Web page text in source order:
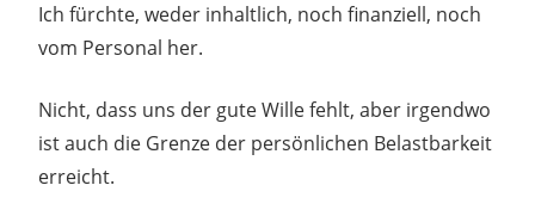
Ich fürchte, weder inhaltlich, noch finanziell, noch
vom Personal her.
Nicht, dass uns der gute Wille fehlt, aber irgendwo
ist auch die Grenze der persönlichen Belastbarkeit
erreicht.